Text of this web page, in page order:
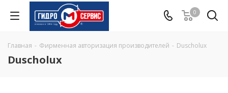
0
Главная - Фирменная авторизация производителей - Duscholux
Duscholux